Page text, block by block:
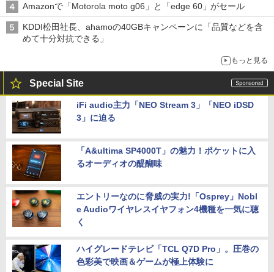
Amazonで「Motorola moto g06」と「edge 60」がセール
KDDI松田社長、ahamoの40GBキャンペーンに「品質などを含
めて十分対抗できる」
もっと見る
Special Site
iFi audio主力「NEO Stream 3」「NEO iDSD
3」に迫る
「A&ultima SP4000T」の魅力！ポケットに入
るオーディオの醍醐味
エントリーなのに脅威の実力!「Osprey」Nobl
e Audioワイヤレスイヤフォン4機種を一気に聴
く
ハイグレードテレビ「TCL Q7D Pro」。圧巻の
色彩美で映画＆ゲームが極上体験に